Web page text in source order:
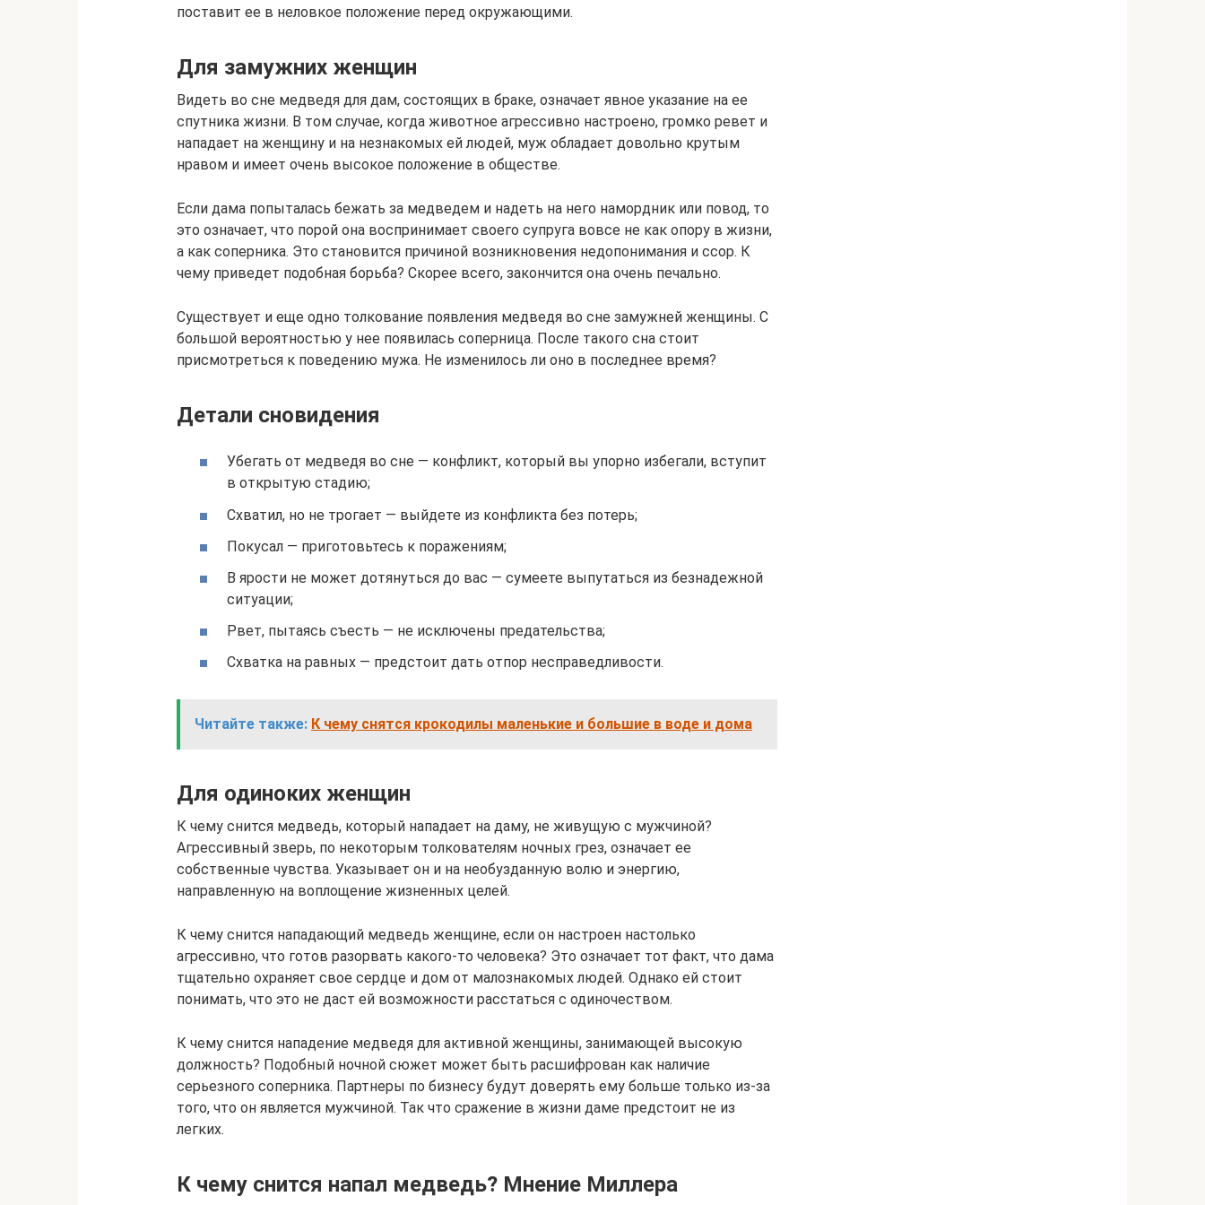
поставит ее в неловкое положение перед окружающими.
Для замужних женщин
Видеть во сне медведя для дам, состоящих в браке, означает явное указание на ее
спутника жизни. В том случае, когда животное агрессивно настроено, громко ревет и
нападает на женщину и на незнакомых ей людей, муж обладает довольно крутым
нравом и имеет очень высокое положение в обществе.
Если дама попыталась бежать за медведем и надеть на него намордник или повод, то
это означает, что порой она воспринимает своего супруга вовсе не как опору в жизни,
а как соперника. Это становится причиной возникновения недопонимания и ссор. К
чему приведет подобная борьба? Скорее всего, закончится она очень печально.
Существует и еще одно толкование появления медведя во сне замужней женщины. С
большой вероятностью у нее появилась соперница. После такого сна стоит
присмотреться к поведению мужа. Не изменилось ли оно в последнее время?
Детали сновидения
Убегать от медведя во сне — конфликт, который вы упорно избегали, вступит
в открытую стадию;
Схватил, но не трогает — выйдете из конфликта без потерь;
Покусал — приготовьтесь к поражениям;
В ярости не может дотянуться до вас — сумеете выпутаться из безнадежной
ситуации;
Рвет, пытаясь съесть — не исключены предательства;
Схватка на равных — предстоит дать отпор несправедливости.
Читайте также: К чему снятся крокодилы маленькие и большие в воде и дома
Для одиноких женщин
К чему снится медведь, который нападает на даму, не живущую с мужчиной?
Агрессивный зверь, по некоторым толкователям ночных грез, означает ее
собственные чувства. Указывает он и на необузданную волю и энергию,
направленную на воплощение жизненных целей.
К чему снится нападающий медведь женщине, если он настроен настолько
агрессивно, что готов разорвать какого-то человека? Это означает тот факт, что дама
тщательно охраняет свое сердце и дом от малознакомых людей. Однако ей стоит
понимать, что это не даст ей возможности расстаться с одиночеством.
К чему снится нападение медведя для активной женщины, занимающей высокую
должность? Подобный ночной сюжет может быть расшифрован как наличие
серьезного соперника. Партнеры по бизнесу будут доверять ему больше только из-за
того, что он является мужчиной. Так что сражение в жизни даме предстоит не из
легких.
К чему снится напал медведь? Мнение Миллера